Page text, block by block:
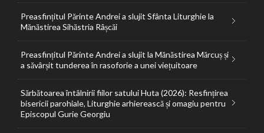
Preasfințitul Părinte Andrei a slujit Sfânta Liturghie la
Mănăstirea Sihăstria Râșcăi
Preasfințitul Părinte Andrei a slujit la Mănăstirea Mărcuș și
a săvârșit tunderea în rasoforie a unei viețuitoare
Sărbătoarea întâlnirii fiilor satului Huta (2026): Resfințirea
bisericii parohiale, Liturghie arhierească și omagiu pentru
Episcopul Gurie Georgiu